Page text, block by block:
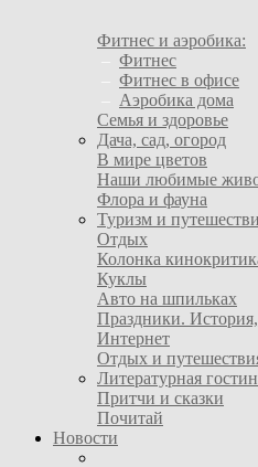
Фитнес и аэробика:
Фитнес
Фитнес в офисе
Аэробика дома
Семья и здоровье
Дача, сад, огород
В мире цветов
Наши любимые
Флора и фауна
Туризм и
Отдых
Колонка
Куклы
Авто на шпильках
Праздники.
Интернет
Отдых и
Литературная
Притчи и сказки
Почитай
Новости